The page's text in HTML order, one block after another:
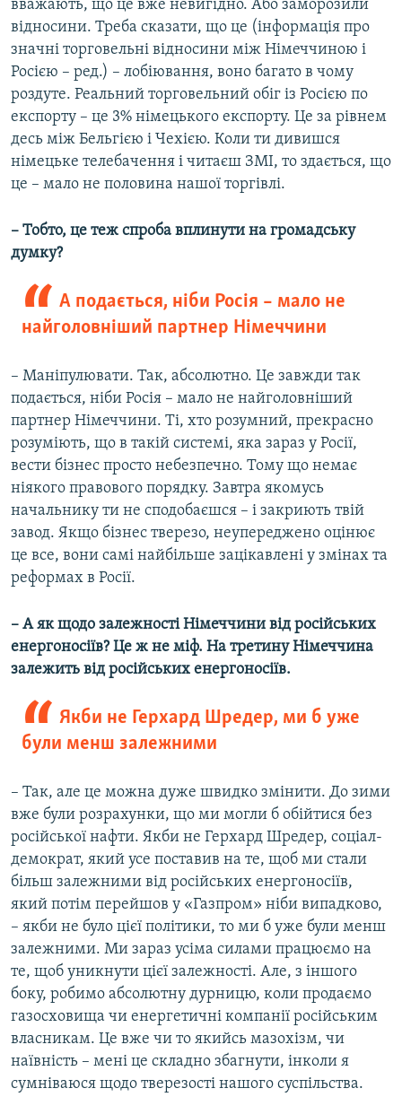
вважають, що це вже невигідно. Або заморозили
відносини. Треба сказати, що це (інформація про
значні торговельні відносини між Німеччиною і
Росією – ред.) – лобіювання, воно багато в чому
роздуте. Реальний торговельний обіг із Росією по
експорту – це 3% німецького експорту. Це за рівнем
десь між Бельгією і Чехією. Коли ти дивишся
німецьке телебачення і читаєш ЗМІ, то здається, що
це – мало не половина нашої торгівлі.
– Тобто, це теж спроба вплинути на громадську
думку?
А подається, ніби Росія – мало не
найголовніший партнер Німеччини
– Маніпулювати. Так, абсолютно. Це завжди так
подається, ніби Росія – мало не найголовніший
партнер Німеччини. Ті, хто розумний, прекрасно
розуміють, що в такій системі, яка зараз у Росії,
вести бізнес просто небезпечно. Тому що немає
ніякого правового порядку. Завтра якомусь
начальнику ти не сподобаєшся – і закриють твій
завод. Якщо бізнес тверезо, неупереджено оцінює
це все, вони самі найбільше зацікавлені у змінах та
реформах в Росії.
– А як щодо залежності Німеччини від російських
енергоносіїв? Це ж не міф. На третину Німеччина
залежить від російських енергоносіїв.
Якби не Герхард Шредер, ми б уже
були менш залежними
– Так, але це можна дуже швидко змінити. До зими
вже були розрахунки, що ми могли б обійтися без
російської нафти. Якби не Герхард Шредер, соціал-
демократ, який усе поставив на те, щоб ми стали
більш залежними від російських енергоносіїв,
який потім перейшов у «Газпром» ніби випадково,
– якби не було цієї політики, то ми б уже були менш
залежними. Ми зараз усіма силами працюємо на
те, щоб уникнути цієї залежності. Але, з іншого
боку, робимо абсолютну дурницю, коли продаємо
газосховища чи енергетичні компанії російським
власникам. Це вже чи то якийсь мазохізм, чи
наївність – мені це складно збагнути, інколи я
сумніваюся щодо тверезості нашого суспільства.